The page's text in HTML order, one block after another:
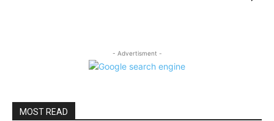
- Advertisment -
MOST READ